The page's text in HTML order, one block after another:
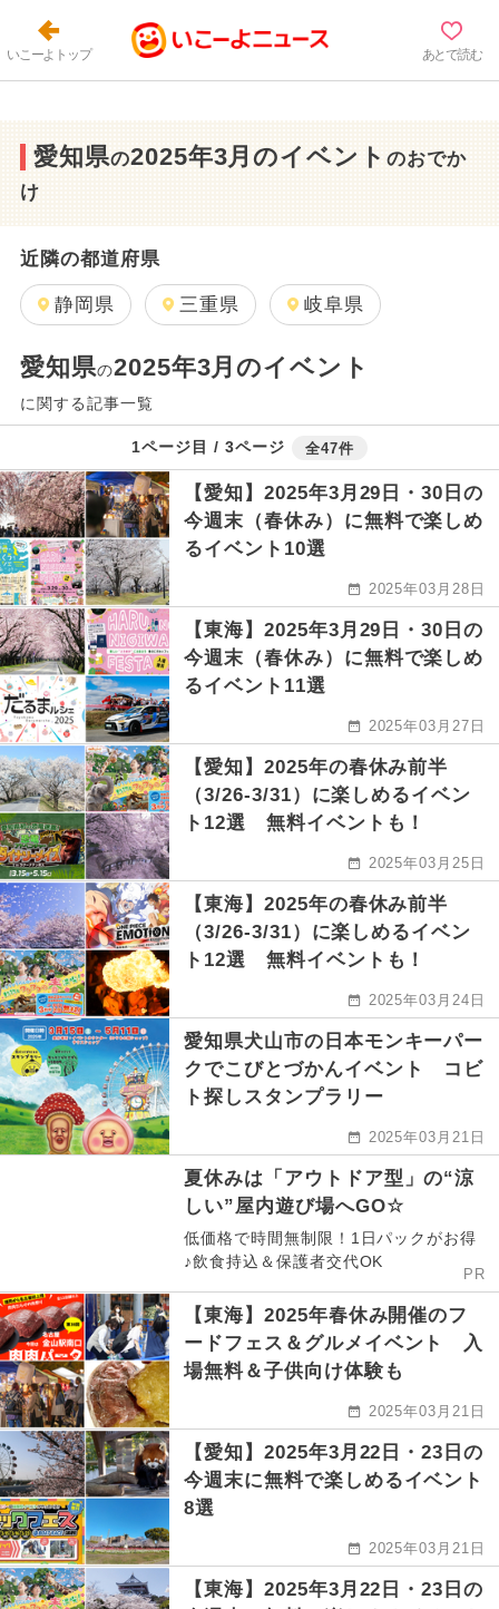
いこーよトップ あとで読む
愛知県の2025年3月のイベントのおでか
け
近隣の都道府県
静岡県 三重県 岐阜県
愛知県の2025年3月のイベント
に関する記事一覧
1ページ目 / 3ページ 全47件
【愛知】2025年3月29日・30日の
今週末（春休み）に無料で楽しめ
るイベント10選
2025年03月28日
【東海】2025年3月29日・30日の
今週末（春休み）に無料で楽しめ
るイベント11選
2025年03月27日
【愛知】2025年の春休み前半
（3/26-3/31）に楽しめるイベン
ト12選 無料イベントも！
2025年03月25日
【東海】2025年の春休み前半
（3/26-3/31）に楽しめるイベン
ト12選 無料イベントも！
2025年03月24日
愛知県犬山市の日本モンキーパー
クでこびとづかんイベント コビ
ト探しスタンプラリー
2025年03月21日
夏休みは「アウトドア型」の“涼
しい”屋内遊び場へGO☆
低価格で時間無制限！1日パックがお得
♪飲食持込＆保護者交代OK
PR
【東海】2025年春休み開催のフ
ードフェス＆グルメイベント 入
場無料＆子供向け体験も
2025年03月21日
【愛知】2025年3月22日・23日の
今週末に無料で楽しめるイベント
8選
2025年03月21日
【東海】2025年3月22日・23日の